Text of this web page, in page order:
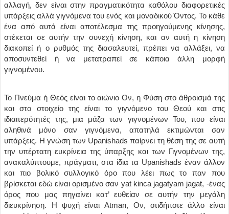
αλλαγή, δεν είναι στην πραγματικότητα καθόλου διαφορετικές
υπάρξεις αλλά γιγνόμενα του ενός και μοναδικού Όντος. Το κάθε
ένα από αυτά είναι αποτέλεσμα της προηγούμενης κίνησης,
στέκεται σε αυτήν την συνεχή κίνηση, και αν αυτή η κίνηση
διακοπεί ή ο ρυθμός της διασαλευτεί, πρέπει να αλλάξει, να
αποσυντεθεί ή να μετατραπεί σε κάποια άλλη μορφή
γιγνομένου.
Το Πνεύμα ή Θεός είναι το αιώνιο Ον, η Φύση στο άθροισμά της
και στο στοιχείο της είναι το γιγνόμενο του Θεού και στις
ιδιαιτερότητές της, μια μάζα των γιγνομένων Του, που είναι
αληθινά μόνο σαν γιγνόμενα, απατηλά εκτιμώνται σαν
υπάρξεις. Η γνώση των Upanishads παίρνει τη θέση της σε αυτή
την υπέρτατη ευκρίνεια της ύπαρξης και των Γιγνομένων της,
ανακαλύπτουμε, πράγματι, στα ίδια τα Upanishads έναν άλλον
και πιο βολικό συλλογικό όρο που λέει πως το παν που
βρίσκεται εδώ είναι ορισμένο σαν yat kinca jagatyam jagat, -ένας
όρος που μας πηγαίνει κατ’ ευθείαν σε αυτήν την μεγάλη
διευκρίνηση. Η ψυχή είναι Atman, Ον, οτιδήποτε άλλο είναι